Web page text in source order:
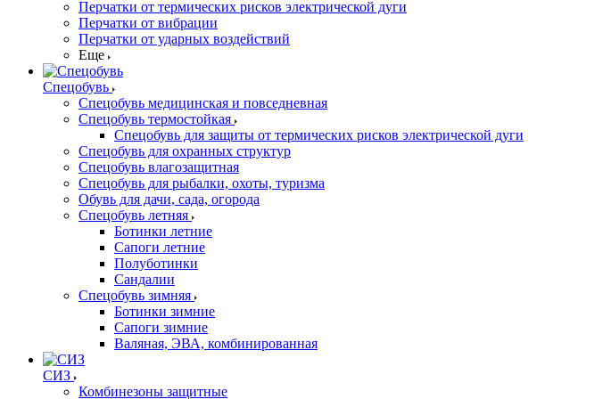
Перчатки от термических рисков электрической дуги
Перчатки от вибрации
Перчатки от ударных воздействий
Еще
Спецобувь
Спецобувь медицинская и повседневная
Спецобувь термостойкая
Спецобувь для защиты от термических рисков электрической дуги
Спецобувь для охранных структур
Спецобувь влагозащитная
Спецобувь для рыбалки, охоты, туризма
Обувь для дачи, сада, огорода
Спецобувь летняя
Ботинки летние
Сапоги летние
Полуботинки
Сандалии
Спецобувь зимняя
Ботинки зимние
Сапоги зимние
Валяная, ЭВА, комбинированная
СИЗ
Комбинезоны защитные